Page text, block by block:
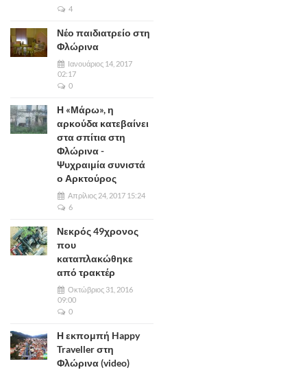
4
Νέο παιδιατρείο στη
Φλώρινα
Ιανουάριος 14, 2017
02:17
0
Η «Μάρω», η
αρκούδα κατεβαίνει
στα σπίτια στη
Φλώρινα -
Ψυχραιμία συνιστά
ο Αρκτούρος
Απρίλιος 24, 2017 15:24
6
Νεκρός 49χρονος
που
καταπλακώθηκε
από τρακτέρ
Οκτώβριος 31, 2016
09:00
0
Η εκπομπή Happy
Traveller στη
Φλώρινα (video)